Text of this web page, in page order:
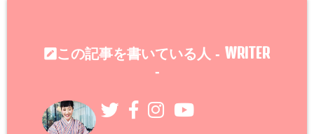
この記事を書いている人 - WRITER
-